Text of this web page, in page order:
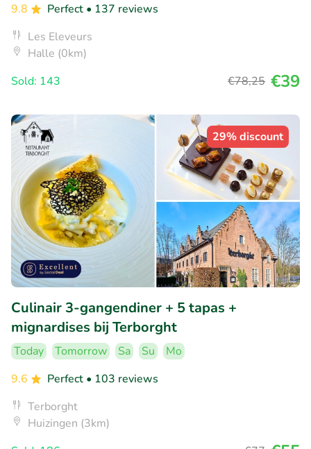
9.8
Perfect • 137 reviews
Les Eleveurs
Halle (0km)
Sold: 143
€78,25 €39
29% discount
Culinair 3-gangendiner + 5 tapas +
mignardises bij Terborght
Today Tomorrow Sa Su
Mo
9.6
Perfect • 103 reviews
Terborght
Huizingen (3km)